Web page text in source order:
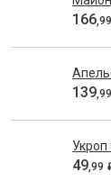
166,99
139,99
49,99